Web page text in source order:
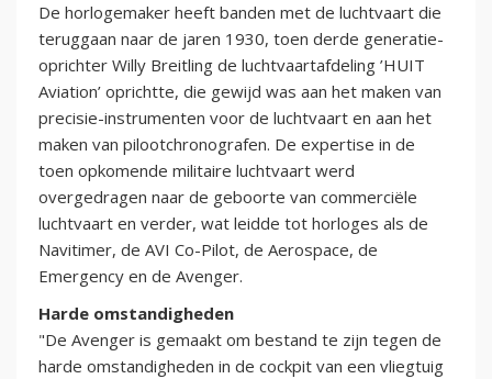
De horlogemaker heeft banden met de luchtvaart die
teruggaan naar de jaren 1930, toen derde generatie-
oprichter Willy Breitling de luchtvaartafdeling ’HUIT
Aviation’ oprichtte, die gewijd was aan het maken van
precisie-instrumenten voor de luchtvaart en aan het
maken van pilootchronografen. De expertise in de
toen opkomende militaire luchtvaart werd
overgedragen naar de geboorte van commerciële
luchtvaart en verder, wat leidde tot horloges als de
Navitimer, de AVI Co-Pilot, de Aerospace, de
Emergency en de Avenger.
Harde omstandigheden
"De Avenger is gemaakt om bestand te zijn tegen de
harde omstandigheden in de cockpit van een vliegtuig